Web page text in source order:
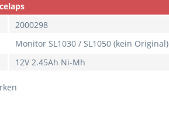
2000298
Monitor SL1030 / SL1050 (kein Original)
12V 2.45Ah Ni-Mh